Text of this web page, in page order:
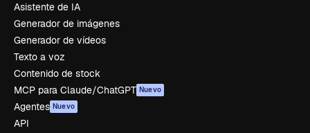
Asistente de IA
Generador de imágenes
Generador de vídeos
Texto a voz
Contenido de stock
MCP para Claude/ChatGPT Nuevo
Agentes Nuevo
API